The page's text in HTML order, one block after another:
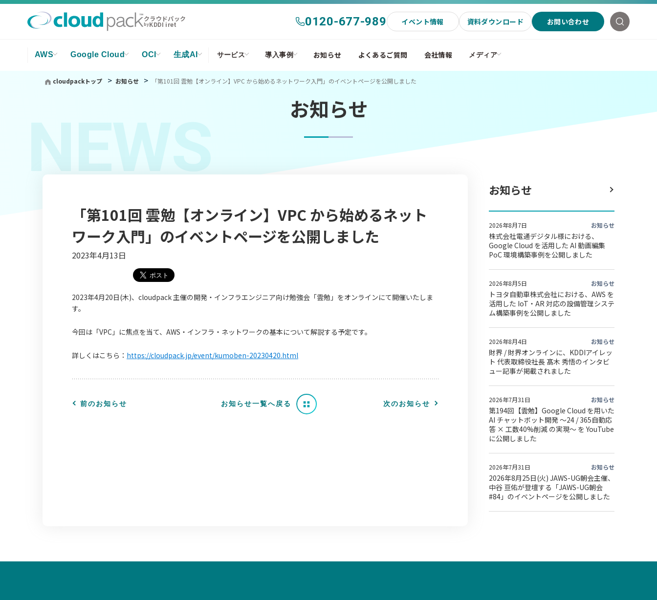
クラウドパック
byKDDI iret 0120-677-989 イベント情報 資料ダウンロード お問い合わせ
AWS Google Cloud OCI 生成AI サービス 導入事例 お知らせ よくあるご質問 会社情報 メディア
cloudpackトップ お知らせ 「第101回 雲勉【オンライン】VPC から始めるネットワーク入門」のイベントページを公開しました
お知らせ
NEWS
「第101回 雲勉【オンライン】VPC から始めるネット
ワーク入門」のイベントページを公開しました
2023年4月13日
2023年4月20日(木)、cloudpack 主催の開発・インフラエンジニア向け勉強会「雲勉」をオンラインにて開催いたしま
す。
今回は「VPC」に焦点を当て、AWS・インフラ・ネットワークの基本について解説する予定です。
詳しくはこちら： https://cloudpack.jp/event/kumoben-20230420.html
前のお知らせ お知らせ一覧へ戻る 次のお知らせ
お知らせ
2026年8月7日 お知らせ
株式会社電通デジタル様における、
Google Cloud を活用した AI 動画編集
PoC 環境構築事例を公開しました
2026年8月5日 お知らせ
トヨタ自動車株式会社における、AWS を
活用した IoT・AR 対応の設備管理システ
ム構築事例を公開しました
2026年8月4日 お知らせ
財界 / 財界オンラインに、KDDIアイレッ
ト 代表取締役社長 髙木 秀悟のインタビ
ュー記事が掲載されました
2026年7月31日 お知らせ
第194回【雲勉】Google Cloud を用いた
AI チャットボット開発 〜24 / 365自動応
答 × 工数40%削減 の実現〜 を YouTube
に公開しました
2026年7月31日 お知らせ
2026年8月25日(火) JAWS-UG朝会主催、
中谷 亘佑が登壇する「JAWS-UG朝会
#84」のイベントページを公開しました